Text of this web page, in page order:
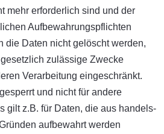
mehr erforderlich sind und der
Aufbewahrungspflichten
die Daten nicht gelöscht werden,
zulässige Zwecke
Verarbeitung eingeschränkt.
und nicht für andere
gilt z.B. für Daten, die aus handels-
aufbewahrt werden